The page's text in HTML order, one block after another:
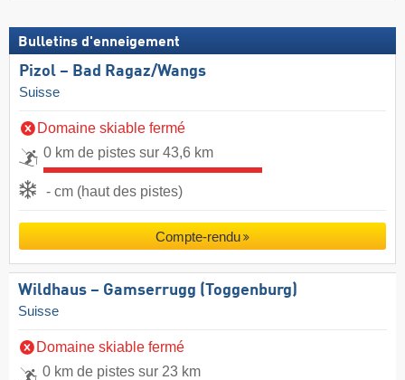
Bulletins d'enneigement
Pizol – Bad Ragaz/​Wangs
Suisse
Domaine skiable fermé
0 km de pistes sur 43,6 km
- cm (haut des pistes)
Compte-rendu
Wildhaus – Gamserrugg (Toggenburg)
Suisse
Domaine skiable fermé
0 km de pistes sur 23 km